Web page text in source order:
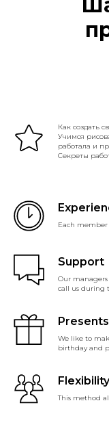
Как создать
Учимся
работала и
Секреты
Each member
Support
Our managers
call us during
Presents
We like to
birthday and
Flexibility
This method